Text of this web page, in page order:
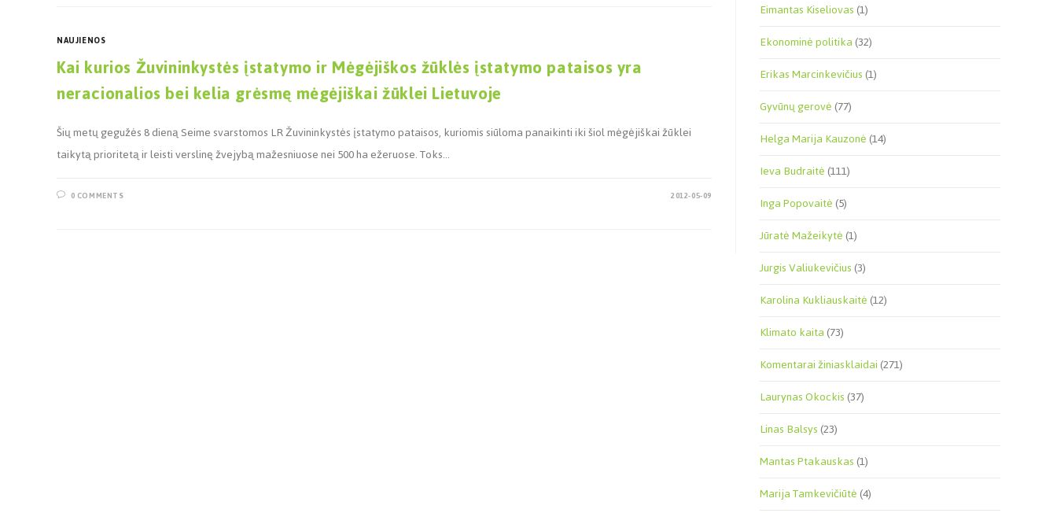
NAUJIENOS
Kai kurios Žuvininkystės įstatymo ir Mėgėjiškos žūklės įstatymo pataisos yra
neracionalios bei kelia grėsmę mėgėjiškai žūklei Lietuvoje
Šių metų gegužės 8 dieną Seime svarstomos LR Žuvininkystės įstatymo pataisos, kuriomis siūloma panaikinti iki šiol mėgėjiškai žūklei
taikytą prioritetą ir leisti verslinę žvejybą mažesniuose nei 500 ha ežeruose. Toks…
0 COMMENTS 2012-05-09
Eimantas Kiseliovas(1)
Ekonominė politika(32)
Erikas Marcinkevičius(1)
Gyvūnų gerovė(77)
Helga Marija Kauzonė(14)
Ieva Budraitė(111)
Inga Popovaitė(5)
Jūratė Mažeikytė(1)
Jurgis Valiukevičius(3)
Karolina Kukliauskaitė(12)
Klimato kaita(73)
Komentarai žiniasklaidai(271)
Laurynas Okockis(37)
Linas Balsys(23)
Mantas Ptakauskas(1)
Marija Tamkevičiūtė(4)